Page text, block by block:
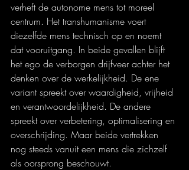
verheft de autonome mens tot moreel
centrum. Het transhumanisme voert
diezelfde mens technisch op en noemt
dat vooruitgang. In beide gevallen blijft
het ego de verborgen drijfveer achter het
denken over de werkelijkheid. De ene
variant spreekt over waardigheid, vrijheid
en verantwoordelijkheid. De andere
spreekt over verbetering, optimalisering en
overschrijding. Maar beide vertrekken
nog steeds vanuit een mens die zichzelf
als oorsprong beschouwt.